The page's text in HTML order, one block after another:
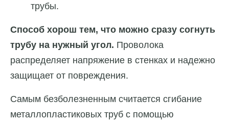
трубы.
Способ хорош тем, что можно сразу согнуть
трубу на нужный угол. Проволока
распределяет напряжение в стенках и надежно
защищает от повреждения.
Самым безболезненным считается сгибание
металлопластиковых труб с помощью